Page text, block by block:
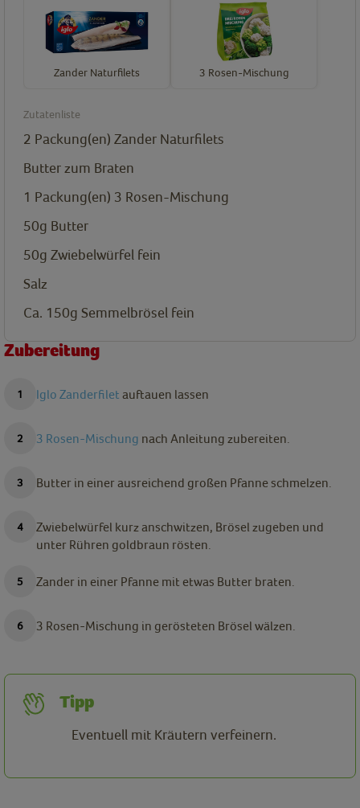
Zander Naturfilets 3 Rosen-Mischung
Zutatenliste
2 Packung(en) Zander Naturfilets
Butter zum Braten
1 Packung(en) 3 Rosen-Mischung
50g Butter
50g Zwiebelwürfel fein
Salz
Ca. 150g Semmelbrösel fein
Zubereitung
Iglo Zanderfilet auftauen lassen
3 Rosen-Mischung nach Anleitung zubereiten.
Butter in einer ausreichend großen Pfanne schmelzen.
Zwiebelwürfel kurz anschwitzen, Brösel zugeben und
unter Rühren goldbraun rösten.
Zander in einer Pfanne mit etwas Butter braten.
3 Rosen-Mischung in gerösteten Brösel wälzen.
Tipp
Eventuell mit Kräutern verfeinern.